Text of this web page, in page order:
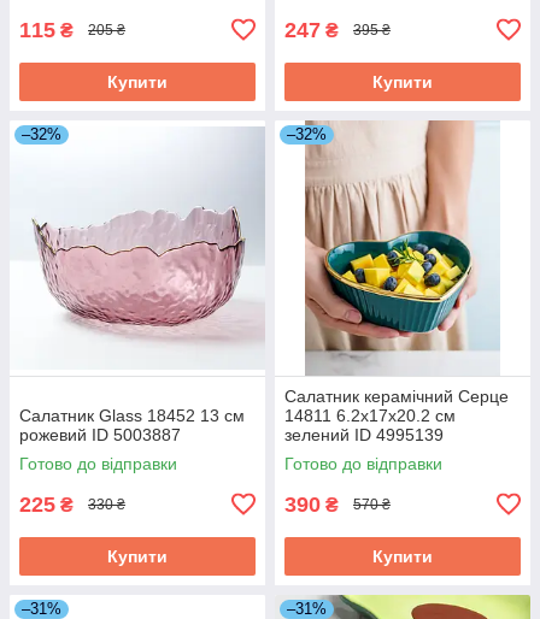
115 ₴ 205 ₴
Купити
247 ₴ 395 ₴
Купити
–32%
Салатник Glass 18452 13 см
рожевий ID 5003887
Готово до відправки
225 ₴ 330 ₴
Купити
–32%
Салатник керамічний Серце
14811 6.2х17х20.2 см
зелений ID 4995139
Готово до відправки
390 ₴ 570 ₴
Купити
–31% –31%